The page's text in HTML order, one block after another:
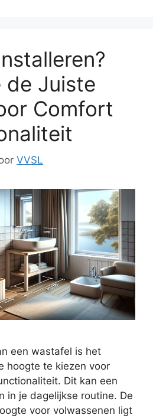
de Juiste
Comfort
VVSL
een wastafel is het
hoogte te kiezen voor
Dit kan een
in je dagelijkse routine. De
voor volwassenen ligt